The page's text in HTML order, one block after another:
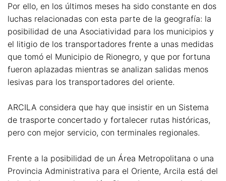
Por ello, en los últimos meses ha sido constante en dos
luchas relacionadas con esta parte de la geografía: la
posibilidad de una Asociatividad para los municipios y
el litigio de los transportadores frente a unas medidas
que tomó el Municipio de Rionegro, y que por fortuna
fueron aplazadas mientras se analizan salidas menos
lesivas para los transportadores del oriente.
ARCILA considera que hay que insistir en un Sistema
de trasporte concertado y fortalecer rutas históricas,
pero con mejor servicio, con terminales regionales.
Frente a la posibilidad de un Área Metropolitana o una
Provincia Administrativa para el Oriente, Arcila está del